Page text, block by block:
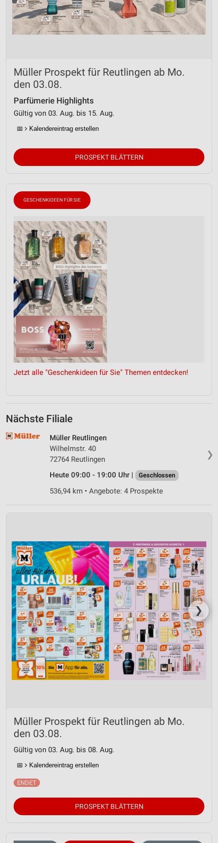
Müller Prospekt für Reutlingen ab Mo.
den 03.08.
Parfümerie Highlights
Gültig von 03. Aug. bis 15. Aug.
📅 Kalendereintrag erstellen
PROSPEKT BLÄTTERN
GESCHENKIDEEN FÜR SIE
Jetzt alle "Geschenkideen für Sie" Themen entdecken!
Nächste Filiale
❯
Müller Reutlingen
Wilhelmstr. 40
72764 Reutlingen
Heute 09:00 - 19:00 Uhr |
Geschlossen
536,94 km • Angebote: 4 Prospekte
❯
Müller Prospekt für Reutlingen ab Mo.
den 03.08.
Gültig von 03. Aug. bis 08. Aug.
📅 Kalendereintrag erstellen
PROSPEKT BLÄTTERN